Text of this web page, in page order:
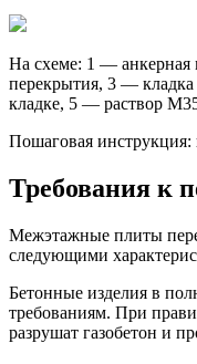
На схеме: 1 — анкерная
перекрытия, 3 —
кладке, 5 — раствор
Пошаговая инструкция:
Требования к
Межэтажные плиты
следующими
Бетонные изделия в
требованиям. При
разрушат газобетон и